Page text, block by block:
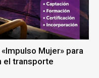
Mujer» para
el transporte